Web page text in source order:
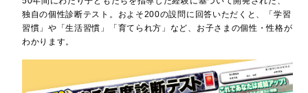
独自の個性診断テスト。およそ200の設問に回答いただくと、「学習
習慣」や「生活習慣」「育てられ方」など、お子さまの個性・性格が
わかります。